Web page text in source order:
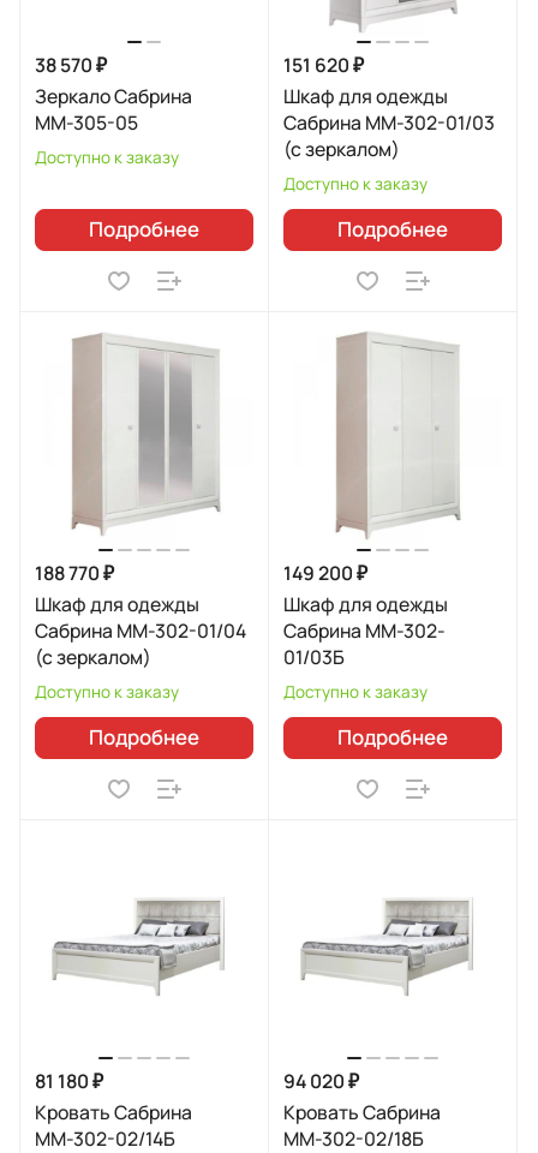
38 570 ₽
Зеркало Сабрина
ММ-305-05
Доступно к заказу
Подробнее
151 620 ₽
Шкаф для одежды
Сабрина ММ-302-01/03
(с зеркалом)
Доступно к заказу
Подробнее
188 770 ₽
Шкаф для одежды
Сабрина ММ-302-01/04
(с зеркалом)
Доступно к заказу
Подробнее
149 200 ₽
Шкаф для одежды
Сабрина ММ-302-
01/03Б
Доступно к заказу
Подробнее
81 180 ₽
Кровать Сабрина
ММ-302-02/14Б
94 020 ₽
Кровать Сабрина
ММ-302-02/18Б